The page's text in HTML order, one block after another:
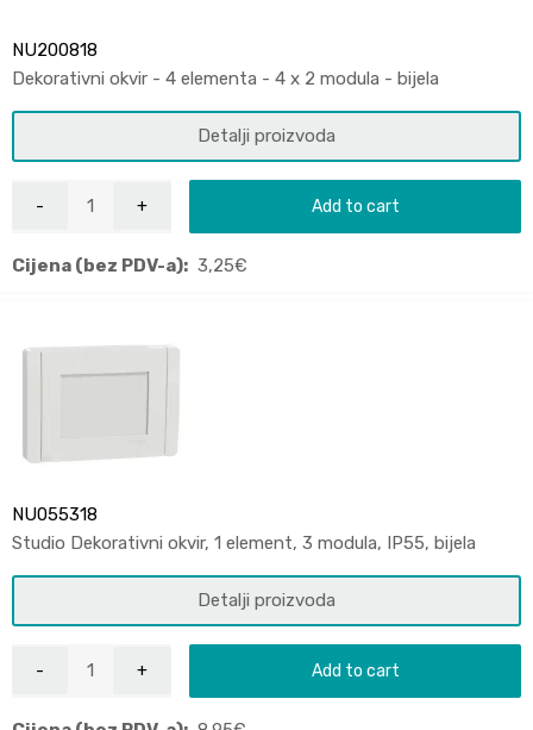
NU200818
Dekorativni okvir - 4 elementa - 4 x 2 modula - bijela
Detalji proizvoda
Add to cart
Cijena (bez PDV-a): 3,25€
NU055318
Studio Dekorativni okvir, 1 element, 3 modula, IP55, bijela
Detalji proizvoda
Add to cart